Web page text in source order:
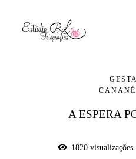
A ESPERA
1820 visualizações